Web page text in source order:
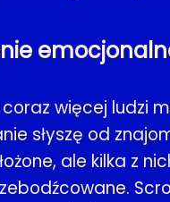
więcej ludzi
słyszę od
ale kilka z